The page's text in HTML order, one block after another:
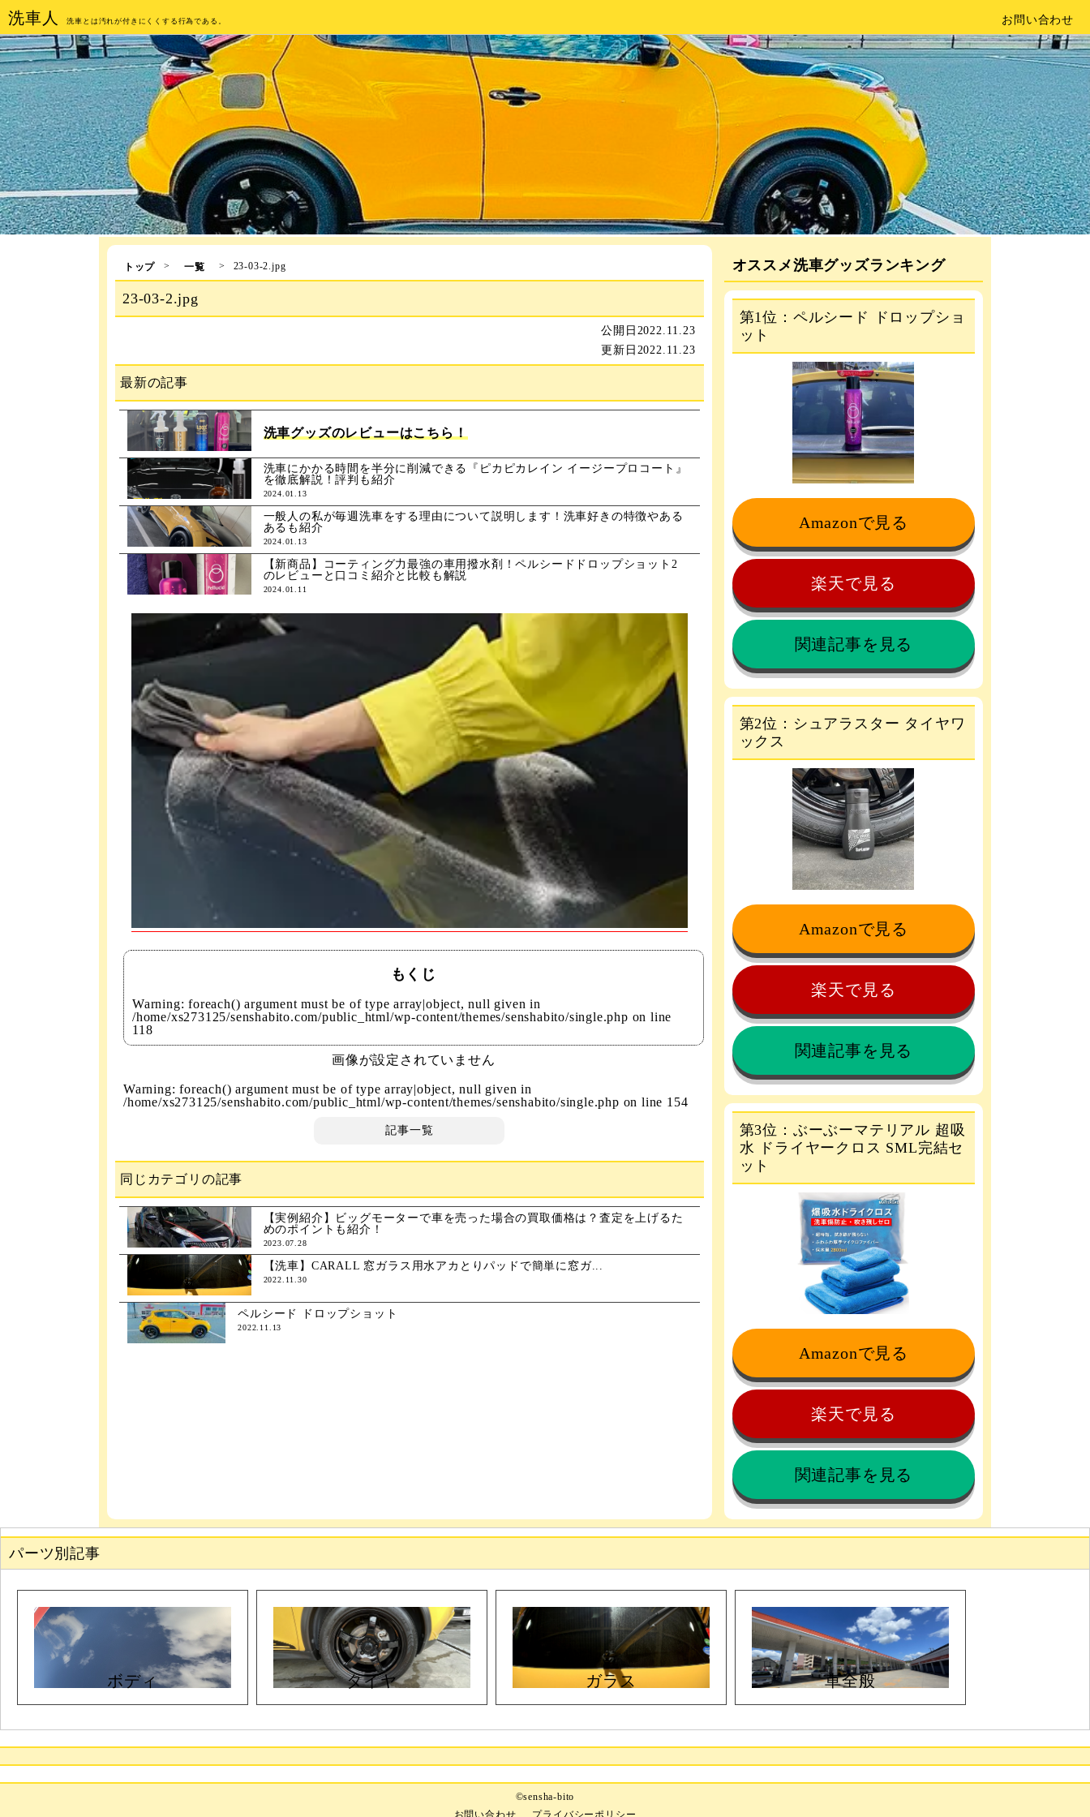
洗車人 洗車とは汚れが付きにくくする行為である。 お問い合わせ
トップ > 一覧 > 23-03-2.jpg
23-03-2.jpg
公開日 2022.11.23
更新日 2022.11.23
最新の記事
洗車グッズのレビューはこちら！
洗車にかかる時間を半分に削減できる『ピカピカレイン イージープロコート』
を徹底解説！評判も紹介
2024.01.13
一般人の私が毎週洗車をする理由について説明します！洗車好きの特徴やある
あるも紹介
2024.01.13
【新商品】コーティング力最強の車用撥水剤！ペルシードドロップショット2
のレビューと口コミ紹介と比較も解説
2024.01.11
もくじ
Warning: foreach() argument must be of type array|object, null given in
/home/xs273125/senshabito.com/public_html/wp-content/themes/senshabito/single.php on line
118
画像が設定されていません
Warning: foreach() argument must be of type array|object, null given in
/home/xs273125/senshabito.com/public_html/wp-content/themes/senshabito/single.php on line 154
記事一覧
同じカテゴリの記事
【実例紹介】ビッグモーターで車を売った場合の買取価格は？査定を上げるた
めのポイントも紹介！
2023.07.28
【洗車】CARALL 窓ガラス用水アカとりパッドで簡単に窓ガ...
2022.11.30
ペルシード ドロップショット
2022.11.13
オススメ洗車グッズランキング
第1位：ペルシード ドロップショ
ット
Amazonで見る
楽天で見る
関連記事を見る
第2位：シュアラスター タイヤワ
ックス
Amazonで見る
楽天で見る
関連記事を見る
第3位：ぶーぶーマテリアル 超吸
水 ドライヤークロス SML完結セ
ット
Amazonで見る
楽天で見る
関連記事を見る
パーツ別記事
ボディ タイヤ ガラス 車全般
©sensha-bito
お問い合わせ
プライバシーポリシー